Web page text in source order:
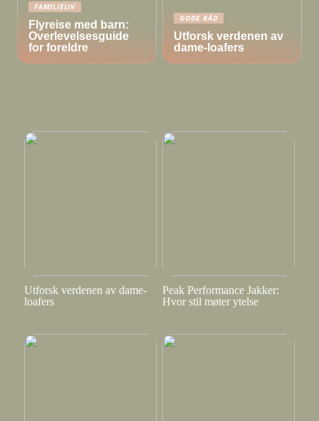
FAMILIELIV
Flyreise med barn:
Overlevelsesguide
for foreldre
GODE RÅD
Utforsk verdenen av
dame-loafers
Utforsk verdenen av dame-
loafers
Peak Performance Jakker:
Hvor stil møter ytelse